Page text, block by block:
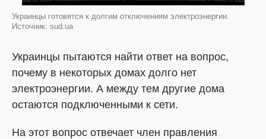
Украинцы готовятся к долгим отключениям электроэнергии.
Источник: sud.ua
Украинцы пытаются найти ответ на вопрос,
почему в некоторых домах долго нет
электроэнергии. А между тем другие дома
остаются подключенными к сети.
На этот вопрос отвечает член правления